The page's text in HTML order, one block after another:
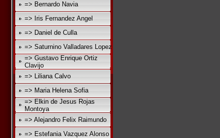
=> Bernardo Navia
=> Iris Fernandez Angel
=> Daniel de Culla
=> Saturnino Valladares Lopez
=> Gustavo Enrique Ortiz
Clavijo
=> Liliana Calvo
=> Maria Helena Sofia
=> Elkin de Jesus Rojas
Montoya
=> Alejandro Felix Raimundo
=> Estefania Vazquez Alonso